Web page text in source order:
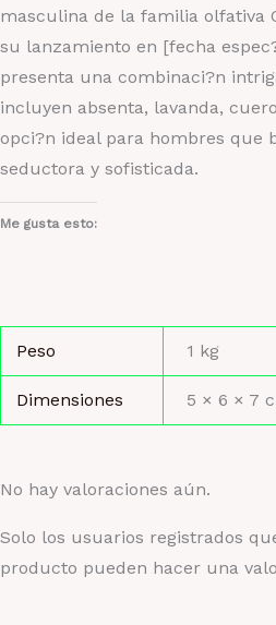
masculina de la familia olfativa
su lanzamiento en [fecha
presenta una combinaci?n
incluyen absenta, lavanda,
opci?n ideal para hombres que
seductora y sofisticada.
Me gusta esto:
Peso 1 kg
Dimensiones 5 × 6 × 7
No hay valoraciones aún.
Solo los usuarios registrados
producto pueden hacer una